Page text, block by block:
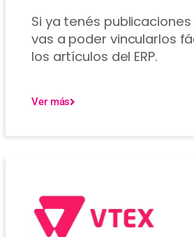
Si ya tenés publicaciones
vas a poder vincularlos
los artículos del ERP.
Ver más